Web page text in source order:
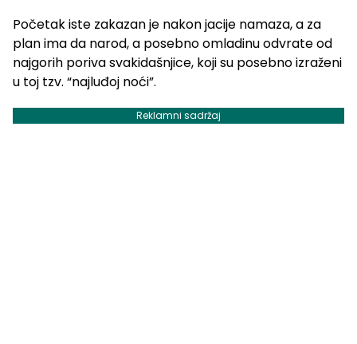
Početak iste zakazan je nakon jacije namaza, a za
plan ima da narod, a posebno omladinu odvrate od
najgorih poriva svakidašnjice, koji su posebno izraženi
u toj tzv. “najluđoj noći”.
Reklamni sadržaj